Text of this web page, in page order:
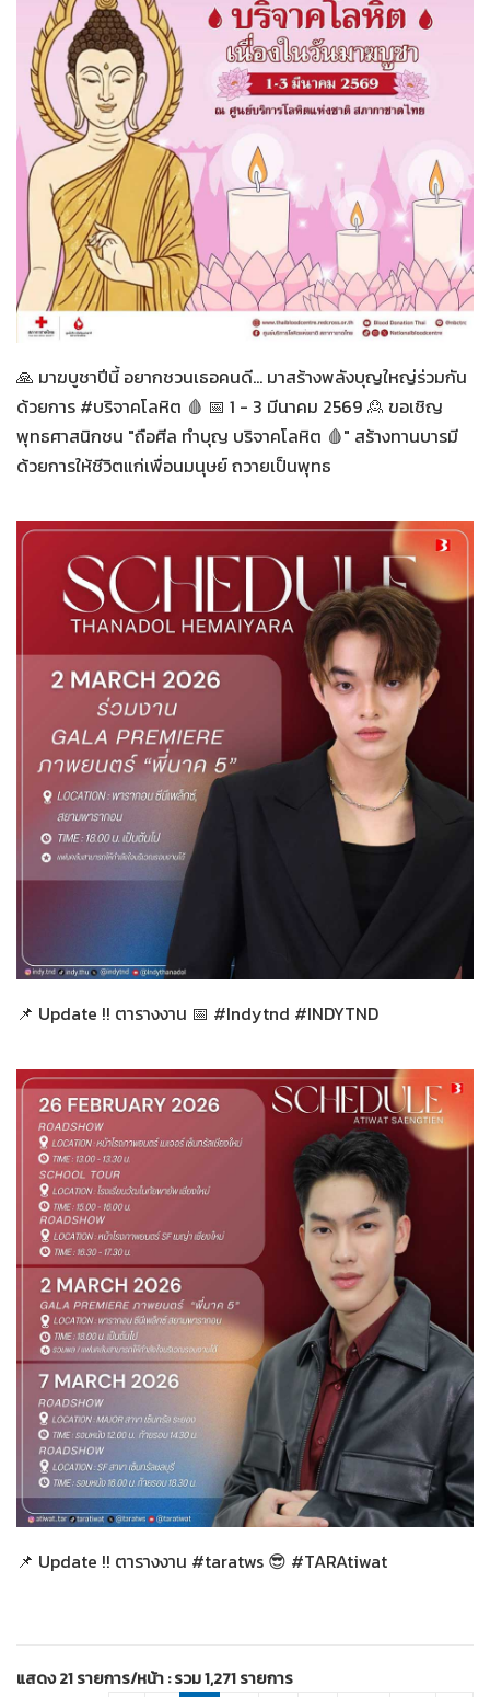
02-03-2569
🙏 มาฆบูชาปีนี้ อยากชวนเธอคนดี... มาสร้างพลังบุญใหญ่ร่วมกัน
ด้วยการ #บริจาคโลหิต 🩸 📅 1 - 3 มีนาคม 2569 🙎 ขอเชิญ
พุทธศาสนิกชน "ถือศีล ทำบุญ บริจาคโลหิต 🩸" สร้างทานบารมี
ด้วยการให้ชีวิตแก่เพื่อนมนุษย์ ถวายเป็นพุทธ
26-02-2569
📌 Update !! ตารางงาน 📅 #Indytnd #INDYTND
26-02-2569 ทั่วไป
📌 Update !! ตารางงาน #taratws 😎 #TARAtiwat
แสดง 21 รายการ/หน้า : รวม 1,271 รายการ